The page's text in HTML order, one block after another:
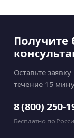
Получите
Оставьте
течение 15
8 (800) 250-
Бесплатно по